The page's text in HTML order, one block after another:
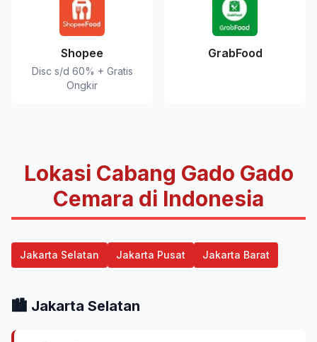
Shopee
Disc s/d 60% + Gratis
Ongkir
GrabFood
Lokasi Cabang Gado Gado
Cemara di Indonesia
Jakarta Selatan Jakarta Pusat Jakarta Barat
🏙️ Jakarta Selatan